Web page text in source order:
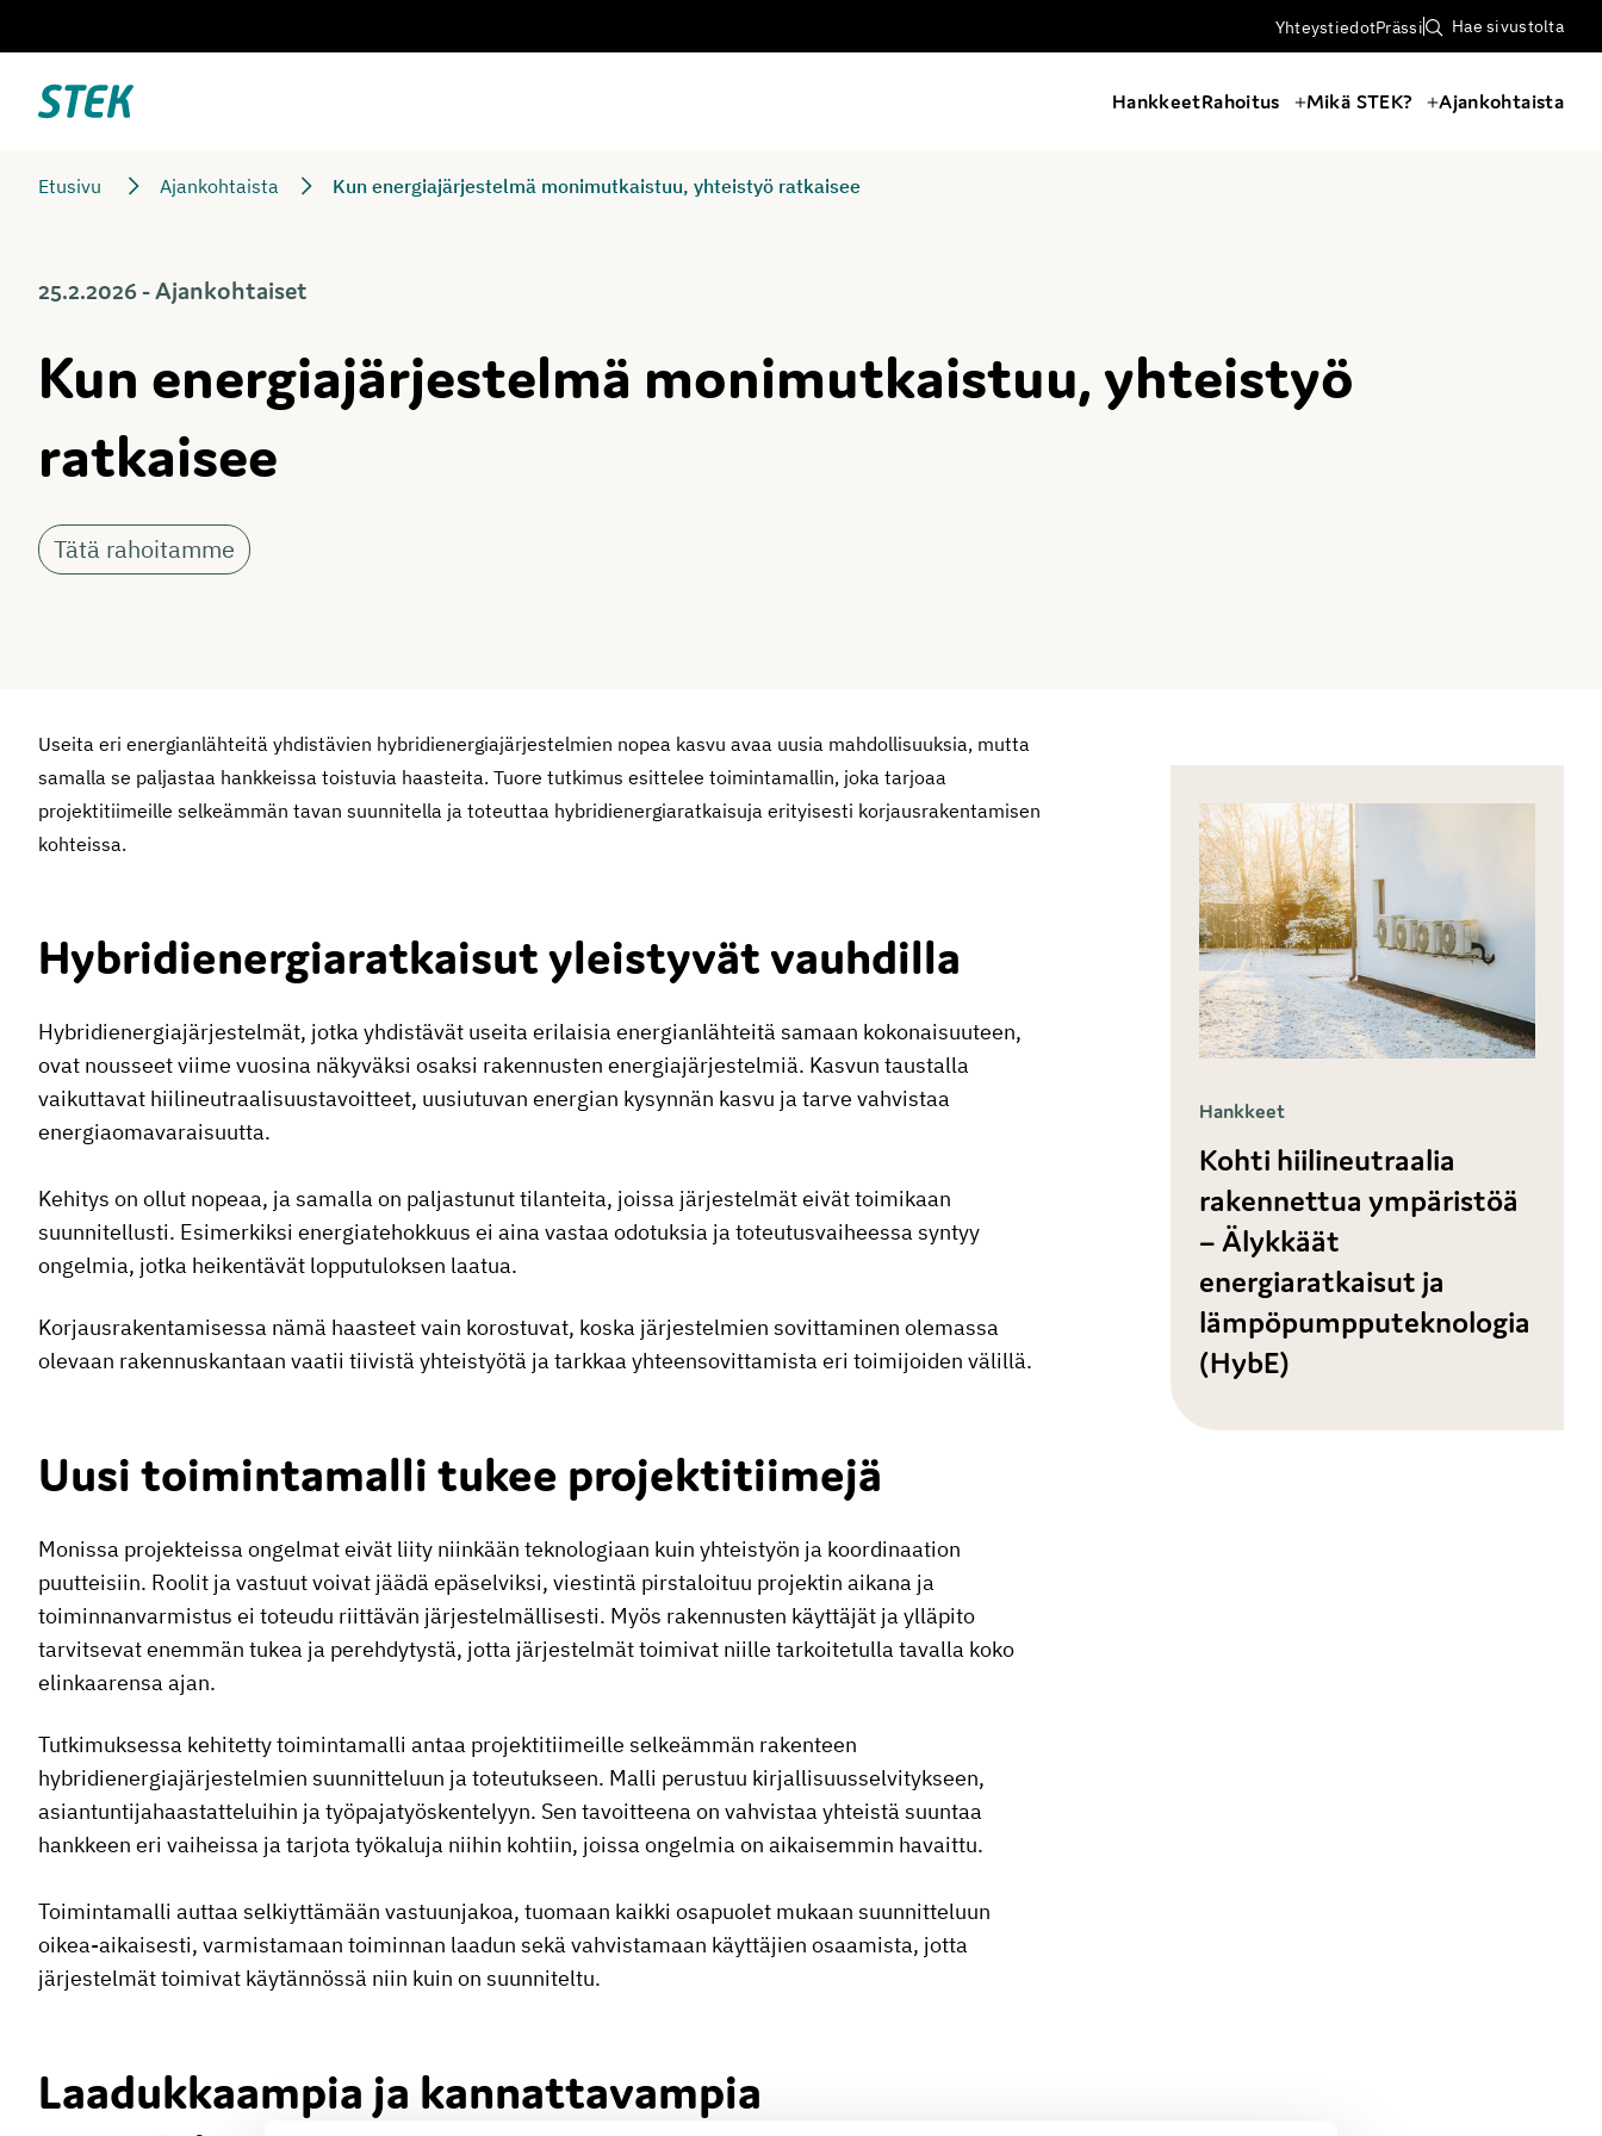
suoraan
sisältöön
YhteystiedotPrässi Hae sivustolta
Stek HankkeetRahoitus Mikä STEK? Ajankohtaista
Etusivu Ajankohtaista Kun energiajärjestelmä monimutkaistuu, yhteistyö ratkaisee
25.2.2026 - Ajankohtaiset
Kun energiajärjestelmä monimutkaistuu, yhteistyö
ratkaisee
Tätä rahoitamme
Useita eri energianlähteitä yhdistävien hybridienergiajärjestelmien nopea kasvu avaa uusia mahdollisuuksia, mutta
samalla se paljastaa hankkeissa toistuvia haasteita. Tuore tutkimus esittelee toimintamallin, joka tarjoaa
projektitiimeille selkeämmän tavan suunnitella ja toteuttaa hybridienergiaratkaisuja erityisesti korjausrakentamisen
kohteissa.
Hybridienergiaratkaisut yleistyvät vauhdilla
Hybridienergiajärjestelmät, jotka yhdistävät useita erilaisia energianlähteitä samaan kokonaisuuteen,
ovat nousseet viime vuosina näkyväksi osaksi rakennusten energiajärjestelmiä. Kasvun taustalla
vaikuttavat hiilineutraalisuustavoitteet, uusiutuvan energian kysynnän kasvu ja tarve vahvistaa
energiaomavaraisuutta.
Kehitys on ollut nopeaa, ja samalla on paljastunut tilanteita, joissa järjestelmät eivät toimikaan
suunnitellusti. Esimerkiksi energiatehokkuus ei aina vastaa odotuksia ja toteutusvaiheessa syntyy
ongelmia, jotka heikentävät lopputuloksen laatua.
Korjausrakentamisessa nämä haasteet vain korostuvat, koska järjestelmien sovittaminen olemassa
olevaan rakennuskantaan vaatii tiivistä yhteistyötä ja tarkkaa yhteensovittamista eri toimijoiden välillä.
Uusi toimintamalli tukee projektitiimejä
Monissa projekteissa ongelmat eivät liity niinkään teknologiaan kuin yhteistyön ja koordinaation
puutteisiin. Roolit ja vastuut voivat jäädä epäselviksi, viestintä pirstaloituu projektin aikana ja
toiminnanvarmistus ei toteudu riittävän järjestelmällisesti. Myös rakennusten käyttäjät ja ylläpito
tarvitsevat enemmän tukea ja perehdytystä, jotta järjestelmät toimivat niille tarkoitetulla tavalla koko
elinkaarensa ajan.
Tutkimuksessa kehitetty toimintamalli antaa projektitiimeille selkeämmän rakenteen
hybridienergiajärjestelmien suunnitteluun ja toteutukseen. Malli perustuu kirjallisuusselvitykseen,
asiantuntijahaastatteluihin ja työpajatyöskentelyyn. Sen tavoitteena on vahvistaa yhteistä suuntaa
hankkeen eri vaiheissa ja tarjota työkaluja niihin kohtiin, joissa ongelmia on aikaisemmin havaittu.
Toimintamalli auttaa selkiyttämään vastuunjakoa, tuomaan kaikki osapuolet mukaan suunnitteluun
oikea-aikaisesti, varmistamaan toiminnan laadun sekä vahvistamaan käyttäjien osaamista, jotta
järjestelmät toimivat käytännössä niin kuin on suunniteltu.
Laadukkaampia ja kannattavampia
Hankkeet
Kohti hiilineutraalia
rakennettua ympäristöä
– Älykkäät
energiaratkaisut ja
lämpöpumpputeknologia
(HybE)